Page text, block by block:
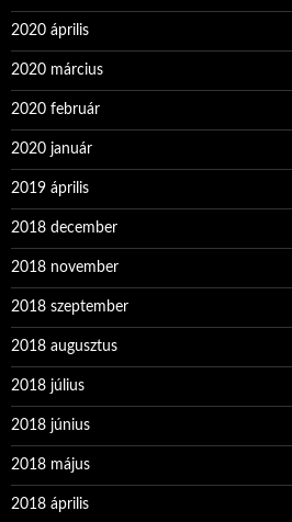
2020 április
2020 március
2020 február
2020 január
2019 április
2018 december
2018 november
2018 szeptember
2018 augusztus
2018 július
2018 június
2018 május
2018 április